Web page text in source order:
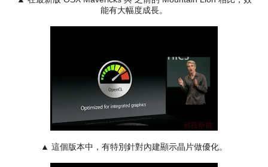
能有大幅度成長。
▲ 這個版本中，有特別針對內建顯示晶片做優化。